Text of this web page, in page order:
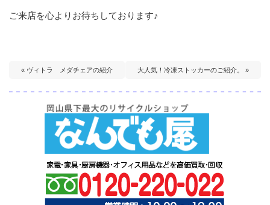
ご来店を心よりお待ちしております♪
« ヴィトラ メダチェアの紹介 大人気！冷凍ストッカーのご紹介。 »